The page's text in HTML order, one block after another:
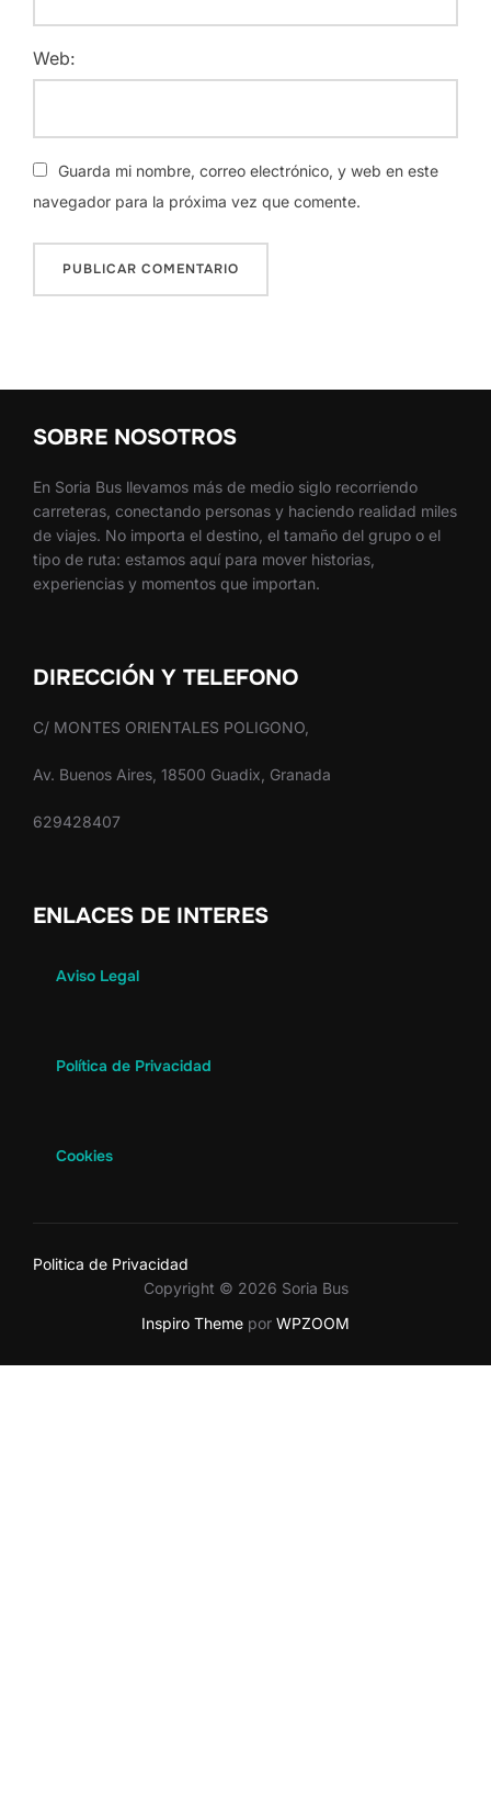
Web:
Guarda mi nombre, correo electrónico, y web en este
navegador para la próxima vez que comente.
SOBRE NOSOTROS
En Soria Bus llevamos más de medio siglo recorriendo
carreteras, conectando personas y haciendo realidad miles
de viajes. No importa el destino, el tamaño del grupo o el
tipo de ruta: estamos aquí para mover historias,
experiencias y momentos que importan.
DIRECCIÓN Y TELEFONO
C/ MONTES ORIENTALES POLIGONO,
Av. Buenos Aires, 18500 Guadix, Granada
629428407
ENLACES DE INTERES
Aviso Legal
Política de Privacidad
Cookies
Politica de Privacidad
Copyright © 2026 Soria Bus
Inspiro Theme por WPZOOM